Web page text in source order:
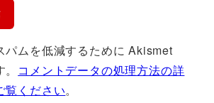
パムを低減するために Akismet
コメントデータの処理方法の詳
覧ください。